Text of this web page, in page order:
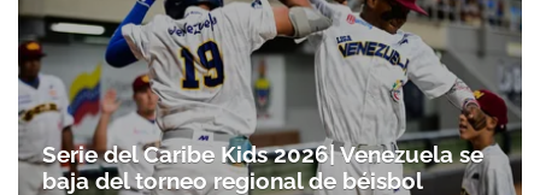
Serie del Caribe Kids 2026| Venezuela se
baja del torneo regional de béisbol